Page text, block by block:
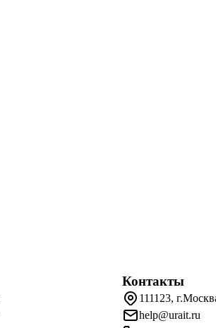
Контакты
111123,
help@urait.ru